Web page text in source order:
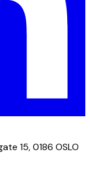
15, 0186 OSLO